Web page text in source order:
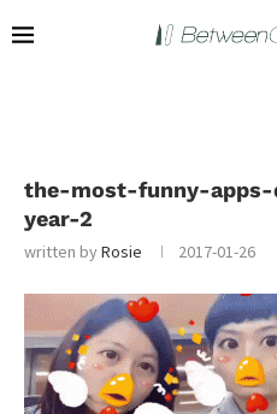
the-most-funny-
year-2
written byRosie 2017-01-26